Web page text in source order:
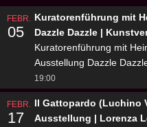
FEBR.
05
Kuratorenführung mit
Dazzle Dazzle |
Kuratorenführung mit
Ausstellung Dazzle
19:00
FEBR.
17
Il Gattopardo (Luchino
Ausstellung | Lorenza